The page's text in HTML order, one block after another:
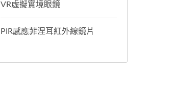
VR虛擬實境眼鏡
PIR感應菲涅耳紅外線鏡片